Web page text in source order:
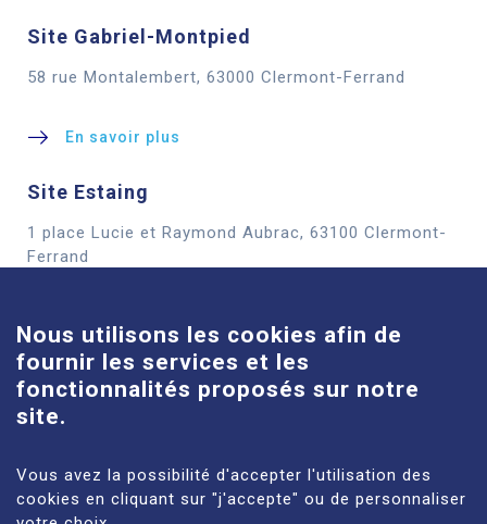
Site Gabriel-Montpied
58 rue Montalembert, 63000 Clermont-Ferrand
En savoir plus
Site Estaing
1 place Lucie et Raymond Aubrac, 63100 Clermont-
Ferrand
Site Louise-Michel
61 route de Châteaugay, 63118 Cébazat
En savoir plus
Nous utilisons les cookies afin de
fournir les services et les
fonctionnalités proposés sur notre
site.
Vous avez la possibilité d'accepter l'utilisation des
cookies en cliquant sur "j'accepte" ou de personnaliser